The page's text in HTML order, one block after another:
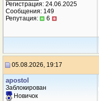
Регистрация: 24.06.2025
Сообщения: 149
Репутация:
6
05.08.2026, 19:17
apostol
Заблокирован
Новичок